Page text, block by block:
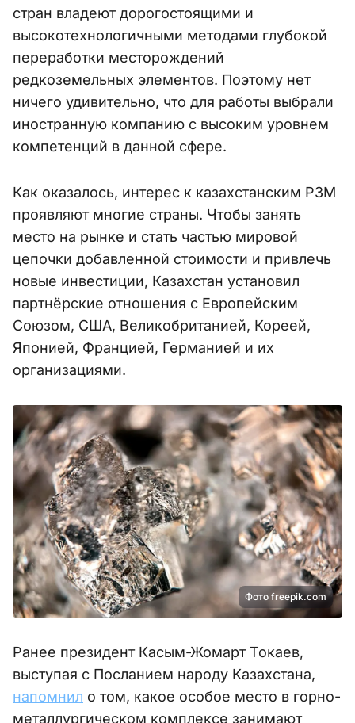
стран владеют дорогостоящими и
высокотехнологичными методами глубокой
переработки месторождений
редкоземельных элементов. Поэтому нет
ничего удивительно, что для работы выбрали
иностранную компанию с высоким уровнем
компетенций в данной сфере.
Как оказалось, интерес к казахстанским РЗМ
проявляют многие страны. Чтобы занять
место на рынке и стать частью мировой
цепочки добавленной стоимости и привлечь
новые инвестиции, Казахстан установил
партнёрские отношения с Европейским
Союзом, США, Великобританией, Кореей,
Японией, Францией, Германией и их
организациями.
Фото freepik.com
Ранее президент Касым-Жомарт Токаев,
выступая с Посланием народу Казахстана,
напомнил о том, какое особое место в горно-
металлургическом комплексе занимают